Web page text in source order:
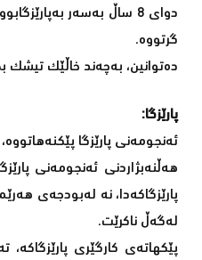
دوای 8 ساڵ بەسەر
گرتووە.
دەتوانین، بەچەند خاڵێک
پارێزگا:
ئەنجومەنی پارێزگا
هەڵنەبژاردنی ئەنجومەنی
پارێزگاکەدا، نە لەبودجەی
لەگەڵ ناکرێت.
پێکهاتەی کارگێری